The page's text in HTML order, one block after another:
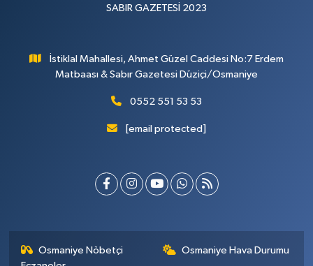
SABIR GAZETESİ 2023
İstiklal Mahallesi, Ahmet Güzel Caddesi No:7 Erdem
Matbaası & Sabır Gazetesi Düziçi/Osmaniye
0552 551 53 53
[email protected]
Osmaniye Nöbetçi
Osmaniye Hava Durumu